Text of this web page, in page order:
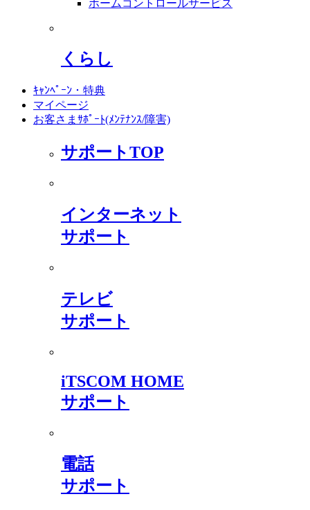
ホームコントロールサービス
くらし
ｷｬﾝﾍﾟｰﾝ・特典
マイページ
お客さまｻﾎﾟｰﾄ(ﾒﾝﾃﾅﾝｽ/障害)
サポートTOP
インターネット
サポート
テレビ
サポート
iTSCOM HOME
サポート
電話
サポート